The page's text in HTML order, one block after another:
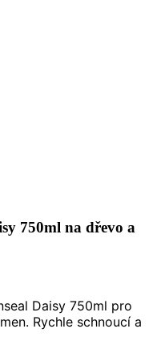
750ml na dřevo a
Daisy 750ml pro
Rychle schnoucí a